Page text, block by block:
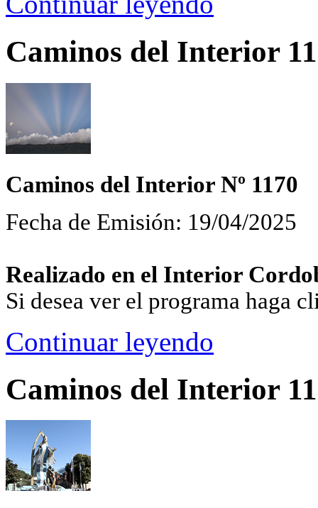
Caminos del Interior
Caminos del Interior Nº 1170
Fecha de Emisión: 19/04/2025
Realizado en el Interior
Si desea ver el programa haga
Continuar leyendo
Caminos del Interior